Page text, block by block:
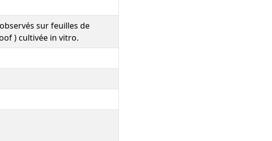
sur feuilles de
) cultivée in vitro.